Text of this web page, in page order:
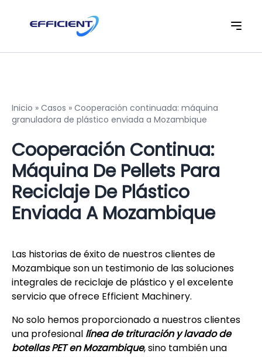
Inicio » Casos » Cooperación continuada: máquina
granuladora de plástico enviada a Mozambique
Cooperación Continua:
Máquina De Pellets Para
Reciclaje De Plástico
Enviada A Mozambique
Las historias de éxito de nuestros clientes de
Mozambique son un testimonio de las soluciones
integrales de reciclaje de plástico y el excelente
servicio que ofrece Efficient Machinery.
No solo hemos proporcionado a nuestros clientes
una profesional línea de trituración y lavado de
botellas PET en Mozambique, sino también una